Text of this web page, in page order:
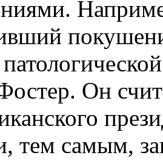
Он
тем самым,